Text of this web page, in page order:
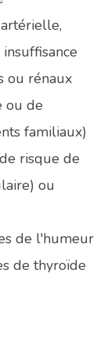
ou rénaux
ou de
familiaux)
risque de
ou
de l'humeur
de thyroïde